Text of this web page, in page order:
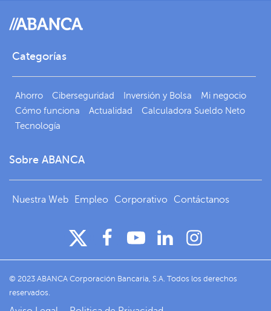
Categorías
Ahorro Ciberseguridad Inversión y Bolsa
Mi negocio
Cómo funciona
Actualidad
Calculadora Sueldo Neto
Tecnología
Sobre ABANCA
Nuestra Web Empleo Corporativo Contáctanos
© 2023 ABANCA Corporación Bancaria, S.A. Todos los derechos
reservados.